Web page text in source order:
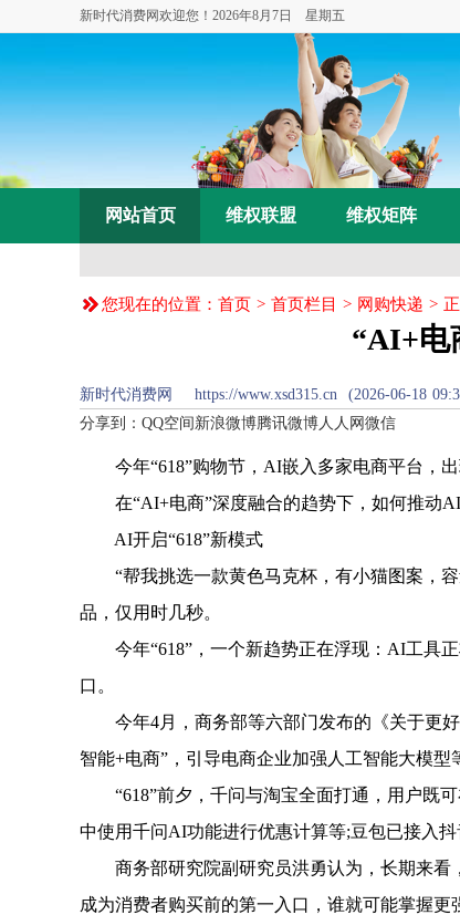
新时代消费网欢迎您！ 2026年8月7日 星期五
网站首页 维权联盟 维权矩阵
您现在的位置： 首页 > 首页栏目 > 网购快递 >
“AI+电
新时代消费网 https://www.xsd315.cn (2026-06-
分享到： QQ空间 新浪微博腾讯微博人人网 微信
今年“618”购物节，AI嵌入多家电商平台，出
在“AI+电商”深度融合的趋势下，如何推动AI
AI开启“618”新模式
“帮我挑选一款黄色马克杯，有小猫图案，容
品，仅用时几秒。
今年“618”，一个新趋势正在浮现：AI工具正
口。
今年4月，商务部等六部门发布的《关于更好
智能+电商”，引导电商企业加强人工智能大模型
“618”前夕，千问与淘宝全面打通，用户既可
中使用千问AI功能进行优惠计算等;豆包已接入
商务部研究院副研究员洪勇认为，长期来看
成为消费者购买前的第一入口，谁就可能掌握更